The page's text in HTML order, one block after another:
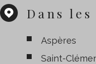
Dans
Aspères
Saint-